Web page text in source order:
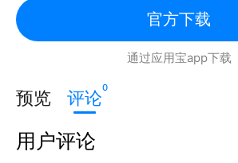
官方下载
通过应用宝app下载
预览 评论0
用户评论